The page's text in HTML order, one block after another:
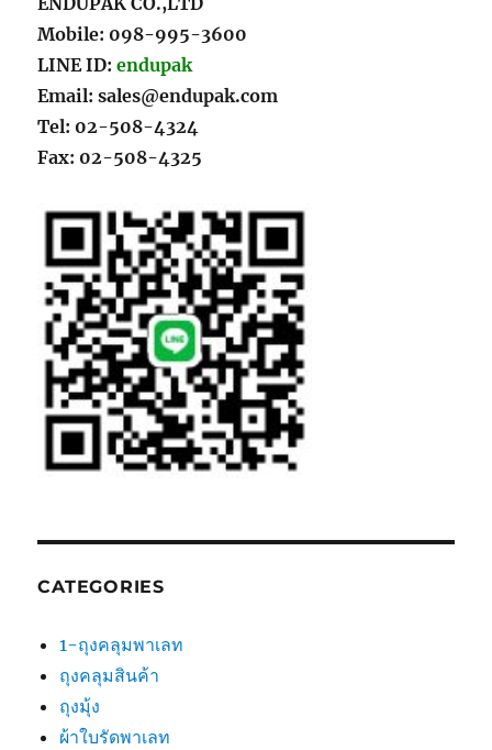
Mobile: 098-995-3600
LINE ID:endupak
Email: sales@endupak.com
Tel: 02-508-4324
Fax: 02-508-4325
CATEGORIES
1-ถุงคลุมพาเลท
ถุงคลุมสินค้า
ถุงมุ้ง
ผ้าใบรัดพาเลท